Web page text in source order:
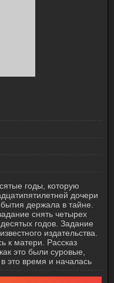
годы, которую
дочери
держала в тайне.
снять четырех
годов. Задание
издательства.
к матери. Рассказ
это были суровые,
это время и началась